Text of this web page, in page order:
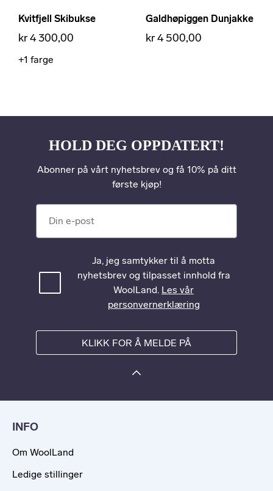
Kvitfjell Skibukse
kr 4 300,00
+1 farge
Galdhøpiggen Dunjakke
kr 4 500,00
HOLD DEG OPPDATERT!
Abonner på vårt nyhetsbrev og få 10% på ditt
første kjøp!
Ja, jeg samtykker til å motta
nyhetsbrev og tilpasset innhold fra
WoolLand. Les vår
personvernerklæring
KLIKK FOR Å MELDE PÅ
INFO
Om WoolLand
Ledige stillinger